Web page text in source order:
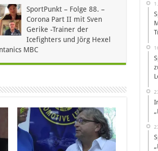
SportPunkt – Folge 88. –
Corona Part II mit Sven
Gerike -Trainer der
Icefighters und Jörg Hexel
MBC